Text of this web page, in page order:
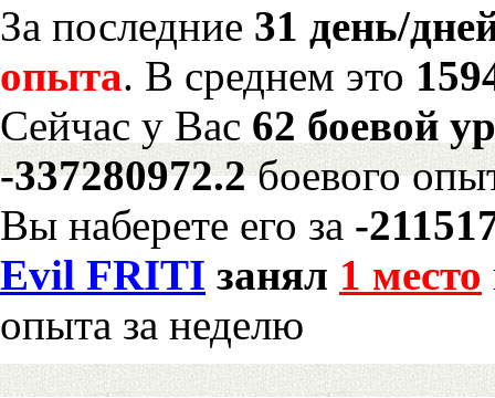
За последние 31 день/
опыта. В среднем это
Сейчас у Вас 62 боевой
-337280972.2боевого
Вы наберете его за -
Evil FRITI занял 1 место
опыта за неделю